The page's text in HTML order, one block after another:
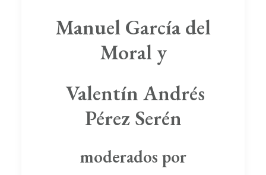
Manuel García del
Moral y
Valentín Andrés
Pérez Serén
moderados por